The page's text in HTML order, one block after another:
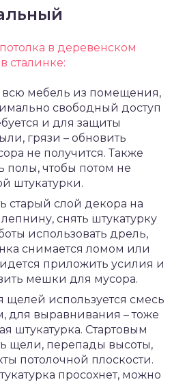
в деревенском
сталинке:
всю мебель из помещения,
свободный доступ
и для защиты
грязи – обновить
не получится. Также
полы, чтобы потом не
штукатурки.
старый слой декора на
снять штукатурку
использовать дрель,
снимается ломом или
приложить усилия и
мешки для мусора.
щелей используется смесь
для выравнивания – тоже
штукатурка. Стартовым
щели, перепады высоты,
потолочной плоскости.
просохнет, можно